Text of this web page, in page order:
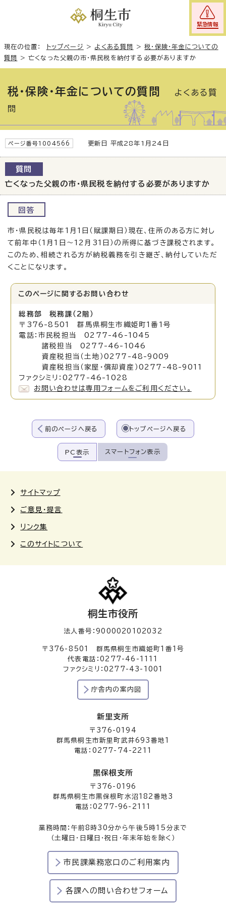
緊急情報
現在の位置： トップページ > よくある質問 >税・保険・年金についての
質問
>亡くなった父親の市・県民税を納付する必要がありますか
税・保険・年金についての質問
よくある質
問
ページ番号1004566 更新日 平成28年1月24日
質問
亡くなった父親の市・県民税を納付する必要がありますか
回答
市・県民税は毎年1月1日（賦課期日）現在、住所のある方に対し
て前年中（1月1日～12月31日）の所得に基づき課税されます。
このため、相続される方が納税義務を引き継ぎ、納付していただ
くことになります。
このページに関する お問い合わせ
総務部 税務課（2階）
〒376-8501 群馬県桐生市織姫町1番1号
電話：市民税担当 0277-46-1045
諸税担当 0277-46-1046
資産税担当（土地）0277-48-9009
資産税担当（家屋・償却資産）0277-48-9011
ファクシミリ：0277-46-1028
お問い合わせは専用フォームをご利用ください。
前のページへ戻る トップページへ戻る
PC表示 スマートフォン表示
サイトマップ
ご意見・提言
リンク集
このサイトについて
桐生市役所
法人番号：9000020102032
〒376-8501 群馬県桐生市織姫町1番1号
代表電話：0277-46-1111
ファクシミリ：0277-43-1001
庁舎内の案内図
新里支所
〒376-0194
群馬県桐生市新里町武井693番地1
電話：0277-74-2211
黒保根支所
〒376-0196
群馬県桐生市黒保根町水沼182番地3
電話：0277-96-2111
業務時間：午前8時30分から午後5時15分まで
（土曜日・日曜日・祝日・年末年始を除く）
市民課業務窓口のご利用案内
各課への問い合わせフォーム